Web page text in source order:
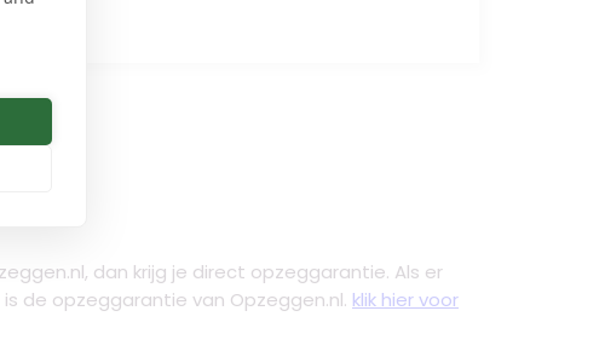
dan krijg je direct opzeggarantie. Als er
de opzeggarantie van Opzeggen.nl. klik hier voor